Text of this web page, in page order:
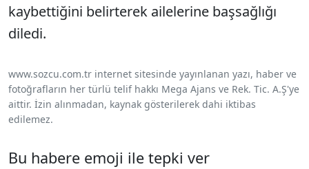
kaybettiğini belirterek ailelerine başsağlığı
diledi.
www.sozcu.com.tr internet sitesinde yayınlanan yazı, haber ve
fotoğrafların her türlü telif hakkı Mega Ajans ve Rek. Tic. A.Ş'ye
aittir. İzin alınmadan, kaynak gösterilerek dahi iktibas
edilemez.
Bu habere emoji ile tepki ver